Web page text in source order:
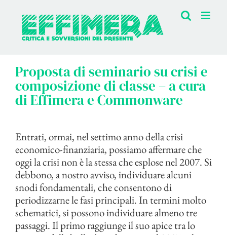
contenuto
Proposta di seminario su crisi e
composizione di classe – a cura
di Effimera e Commonware
Entrati, ormai, nel settimo anno della crisi
economico-finanziaria, possiamo affermare che
oggi la crisi non è la stessa che esplose nel 2007. Si
debbono, a nostro avviso, individuare alcuni
snodi fondamentali, che consentono di
periodizzarne le fasi principali. In termini molto
schematici, si possono individuare almeno tre
passaggi. Il primo raggiunge il suo apice tra lo